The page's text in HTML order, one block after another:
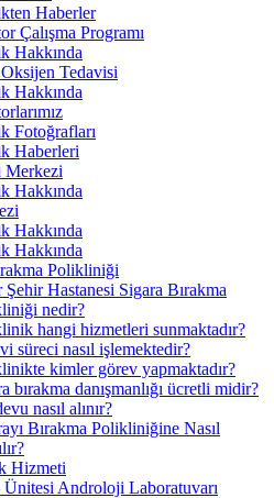
Haberler
Çalışma Programı
Hakkında
Tedavisi
Hakkında
Fotoğrafları
Haberleri
Hakkında
Hakkında
Hakkında
Polikliniği
Hastanesi Sigara Bırakma
nedir?
hangi hizmetleri sunmaktadır?
süreci nasıl işlemektedir?
kimler görev yapmaktadır?
bırakma danışmanlığı ücretli midir?
nasıl alınır?
Bırakma Polikliniğine Nasıl
Hizmeti
Androloji Laboratuvarı